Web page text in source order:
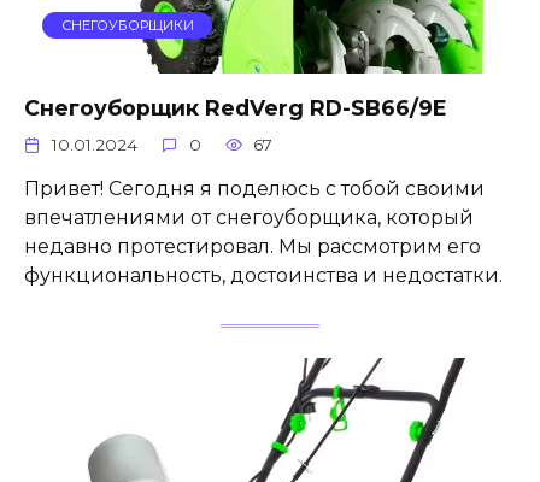
СНЕГОУБОРЩИКИ
Снегоуборщик RedVerg RD-SB66/9E
10.01.2024 0 67
Привет! Сегодня я поделюсь с тобой своими
впечатлениями от снегоуборщика, который
недавно протестировал. Мы рассмотрим его
функциональность, достоинства и недостатки.